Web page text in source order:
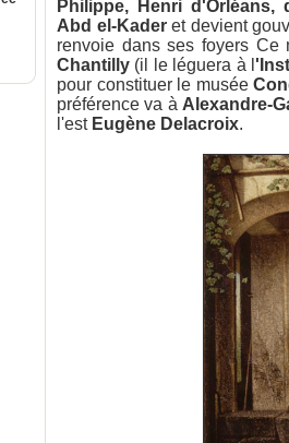
Philippe, Henri d'Orléans,
Abd el-Kaderet devient
renvoie dans ses foyers Ce
Chantilly (il le léguera à l
pour constituer le musée
préférence va à Alexandre-
l'est Eugène Delacroix.